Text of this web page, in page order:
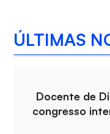
ÚLTIMAS
Docente de
congresso